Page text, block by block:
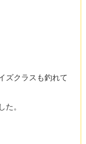
ズクラスも釣れて
た。